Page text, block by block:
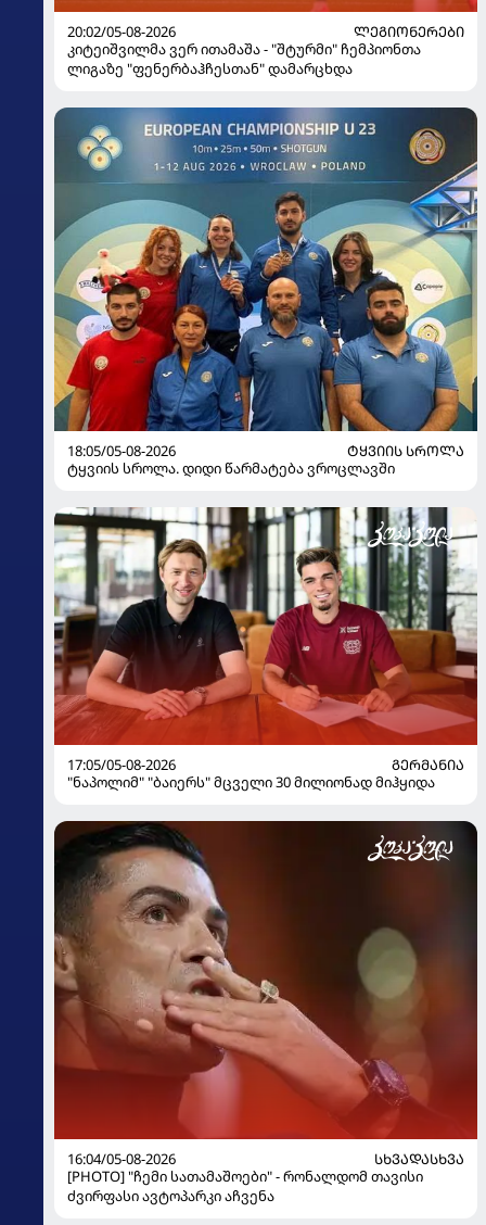
20:02/05-08-2026
ᲚᲔᲒᲘᲝᲜᲔᲠᲔᲑᲘ
კიტეიშვილმა ვერ ითამაშა - "შტურმი" ჩემპიონთა
ლიგაზე "ფენერბაჰჩესთან" დამარცხდა
18:05/05-08-2026
ᲢᲧᲕᲘᲘᲡ ᲡᲠᲝᲚᲐ
ტყვიის სროლა. დიდი წარმატება ვროცლავში
17:05/05-08-2026
ᲒᲔᲠᲛᲐᲜᲘᲐ
"ნაპოლიმ" "ბაიერს" მცველი 30 მილიონად მიჰყიდა
16:04/05-08-2026
ᲡᲮᲕᲐᲓᲐᲡᲮᲕᲐ
[PHOTO] "ჩემი სათამაშოები" - რონალდომ თავისი
ძვირფასი ავტოპარკი აჩვენა